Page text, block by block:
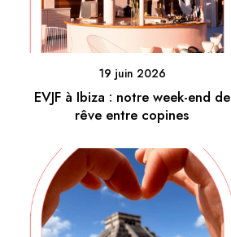
19 juin 2026
EVJF à Ibiza : notre week-end de
rêve entre copines